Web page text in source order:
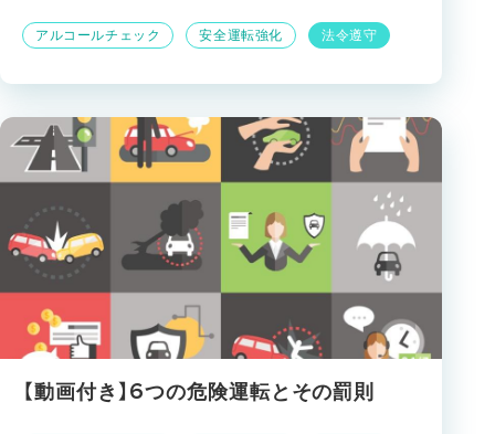
アルコールチェック 安全運転強化 法令遵守
【動画付き】6つの危険運転とその罰則